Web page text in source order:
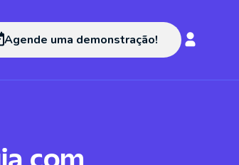
Agende uma demonstração!